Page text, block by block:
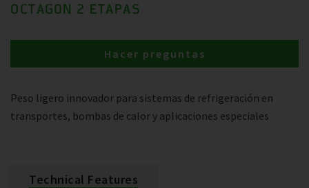
OCTAGON 2 ETAPAS
Peso ligero innovador para sistemas de refrigeración en
transportes, bombas de calor y aplicaciones especiales
Hacer preguntas
Technical Features